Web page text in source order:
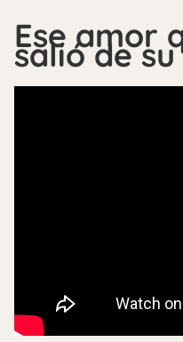
Ese amor
salió de